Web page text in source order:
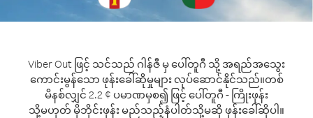
Viber Out ဖြင့် သင်သည် ဂါန်ဇီ မှ ပေါ်တူဂီ သို့ အရည်အသွေး
ကောင်းမွန်သော ဖုန်းခေါ်ဆိုမှုများ လုပ်ဆောင်နိုင်သည်။တစ်
မိနစ်လျှင် 2.2 ¢ ပမာဏမှစ၍ ဖြင့် ပေါ်တူဂီ - ကြိုးဖုန်း
သို့မဟုတ် မိုဘိုင်းဖုန်း မည်သည့်နံပါတ်သို့မဆို ဖုန်းခေါ်ဆိုပါ။